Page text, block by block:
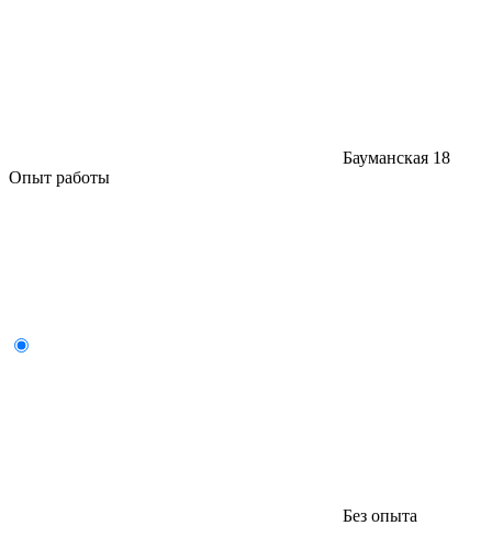
Бауманская 18
Опыт работы
Без опыта